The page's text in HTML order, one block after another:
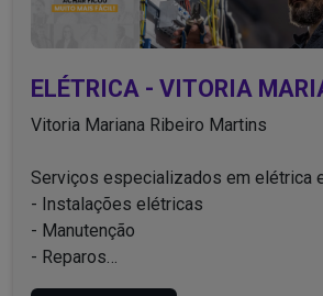
ELÉTRICA - VITORIA
Vitoria Mariana Ribeiro Martins
Serviços especializados em elétrica
- Instalações elétricas
- Manutenção
- Reparos
- Caixas de força